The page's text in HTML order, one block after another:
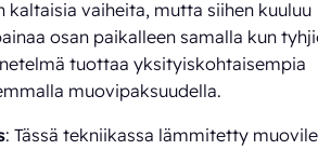
kaltaisia vaiheita, mutta siihen kuuluu
osan paikalleen samalla kun
tuottaa yksityiskohtaisempia
muovipaksuudella.
: Tässä tekniikassa lämmitetty